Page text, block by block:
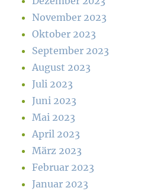
November 2023
Oktober 2023
September 2023
August 2023
Juli 2023
Juni 2023
Mai 2023
April 2023
März 2023
Februar 2023
Januar 2023